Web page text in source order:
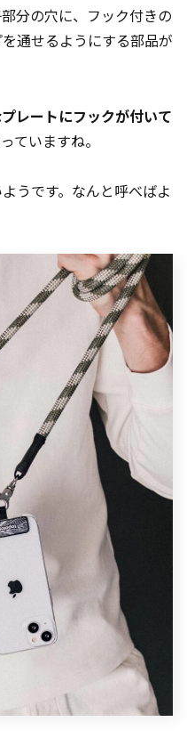
分の穴に、フック付きの
通せるようにする部品が
レートにフックが付いて
ていますね。
うです。なんと呼べばよ